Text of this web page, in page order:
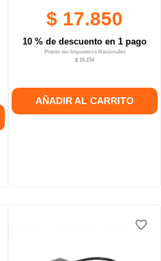
$ 17.850
10 % de descuento en 1 pago
Precio sin Impuestos Nacionales
$ 16.154
AÑADIR AL CARRITO
favorite_border
favorite_border